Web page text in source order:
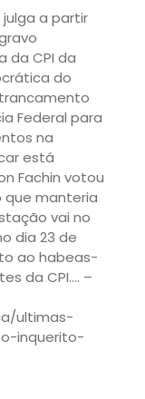
julga a partir
da CPI da
do
trancamento
Federal para
na
está
Fachin votou
que manteria
vai no
dia 23 de
ao habeas-
da CPI…. –
ultimas-
inquerito-